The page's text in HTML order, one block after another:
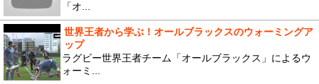
「オ...
世界王者から学ぶ！オールブラックスのウォーミングア
ップ
ラグビー世界王者チーム「オールブラックス」によるウ
ォーミ...